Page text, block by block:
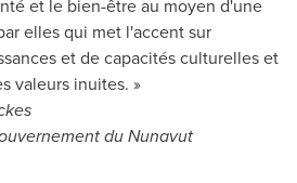
et le bien-être au moyen d'une
elles qui met l'accent sur
et de capacités culturelles et
valeurs inuites. »
duNunavut